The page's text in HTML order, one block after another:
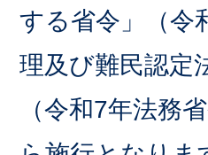
する省令」（令
理及び難民認定
（令和7年法務